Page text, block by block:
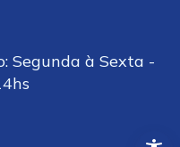
Segunda à Sexta -